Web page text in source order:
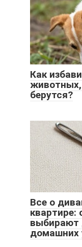
Как
берутся?
Все о
квартире:
выбирают
домашних